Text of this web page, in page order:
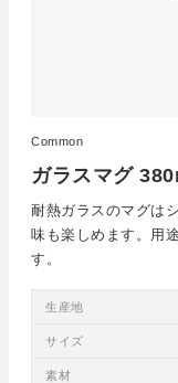
ガラスマグ
Common
耐熱ガラスのマグは
味も楽しめます。用
す。
生産地
サイズ
素材